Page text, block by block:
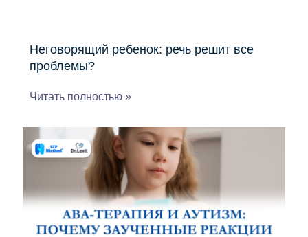
Неговорящий ребенок: речь решит все
проблемы?
Читать полностью »